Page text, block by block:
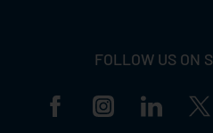
FOLLOW US ON